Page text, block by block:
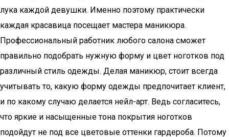
лука каждой девушки. Именно поэтому практически
каждая красавица посещает мастера маникюра.
Профессиональный работник любого салона сможет
правильно подобрать нужную форму и цвет ноготков под
различный стиль одежды. Делая маникюр, стоит всегда
учитывать то, какую форму одежды предпочитает клиент,
и по какому случаю делается нейл-арт. Ведь согласитесь,
что яркие и насыщенные тона покрытия ноготков
подойдут не под все цветовые оттенки гардероба. Потому